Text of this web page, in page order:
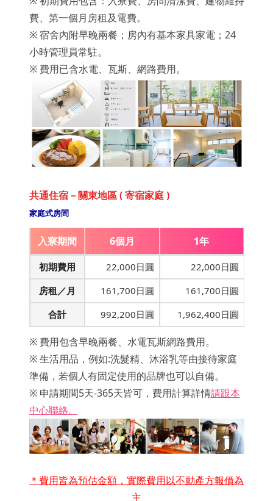
費、第一個月房租及電費。
※ 宿舍內附早晚兩餐；房內有基本家具家電；24
小時管理員常駐。
※ 費用已含水電、瓦斯、網路費用。
共通住宿－關東地區 ( 寄宿家庭 )
家庭式房間
入寮期間 6個月 1年
初期費用 22,000日圓
22,000日圓
房租／月
161,700日圓
161,700日圓
合計
992,200日圓 1,962,400日圓
※ 費用包含早晚兩餐、水電瓦斯網路費用。
※ 生活用品，例如:洗髮精、沐浴乳等由接待家庭
準備，若個人有固定使用的品牌也可以自備。
※ 申請期間5天-365天皆可，費用計算詳情請跟本
中心聯絡。
＊費用皆為預估金額，實際費用以不動產方報價為
主